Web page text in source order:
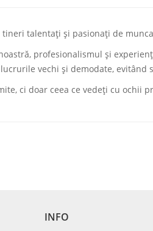
talentați și pasionați de
profesionalismul și
vechi și demodate, evitând
ci doar ceea ce vedeți cu ochii
INFO